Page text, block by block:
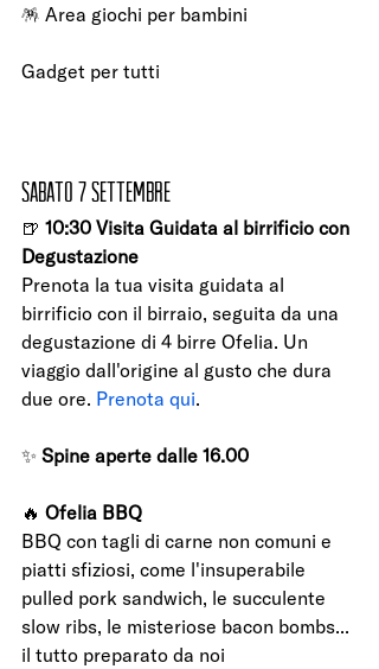
🪅 Area giochi per bambini
Gadget per tutti
Sabato 7 Settembre
🍺 10:30 Visita Guidata al birrificio con
Degustazione
Prenota la tua visita guidata al
birrificio con il birraio, seguita da una
degustazione di 4 birre Ofelia. Un
viaggio dall'origine al gusto che dura
due ore. Prenota qui.
✨ Spine aperte dalle 16.00
🔥 Ofelia BBQ
BBQ con tagli di carne non comuni e
piatti sfiziosi, come l'insuperabile
pulled pork sandwich, le succulente
slow ribs, le misteriose bacon bombs...
il tutto preparato da noi